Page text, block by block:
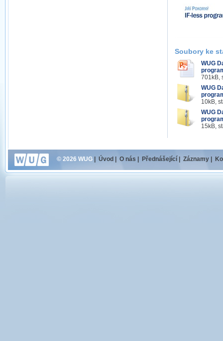
Soubory ke
WUG
701kB,
WUG
10kB,
WUG
15kB,
© 2026 WUG Úvod O nás Přednášející Záznamy